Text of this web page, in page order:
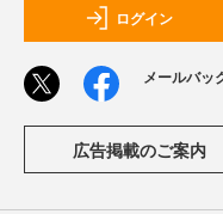
ログイン
メールバッ
広告掲載のご案内